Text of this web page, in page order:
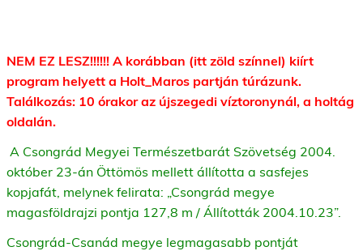
NEM EZ LESZ!!!!!! A korábban (itt zöld színnel) kiírt
program helyett a Holt_Maros partján túrázunk.
Találkozás: 10 órakor az újszegedi víztoronynál, a holtág
oldalán.
A Csongrád Megyei Természetbarát Szövetség 2004.
október 23-án Öttömös mellett állította a sasfejes
kopjafát, melynek felirata: „Csongrád megye
magasföldrajzi pontja 127,8 m / Állították 2004.10.23”.
Csongrád-Csanád megye legmagasabb pontját